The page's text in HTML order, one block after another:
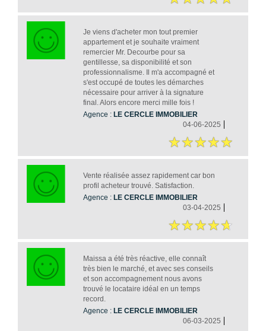
Je viens d'acheter mon tout premier
appartement et je souhaite vraiment
remercier Mr. Decourbe pour sa
gentillesse, sa disponibilité et son
professionnalisme. Il m'a accompagné et
s'est occupé de toutes les démarches
nécessaire pour arriver à la signature
final. Alors encore merci mille fois !
Agence : LE CERCLE IMMOBILIER
04-06-2025
Vente réalisée assez rapidement car bon
profil acheteur trouvé. Satisfaction.
Agence : LE CERCLE IMMOBILIER
03-04-2025
Maissa a été très réactive, elle connaît
très bien le marché, et avec ses conseils
et son accompagnement nous avons
trouvé le locataire idéal en un temps
record.
Agence : LE CERCLE IMMOBILIER
06-03-2025